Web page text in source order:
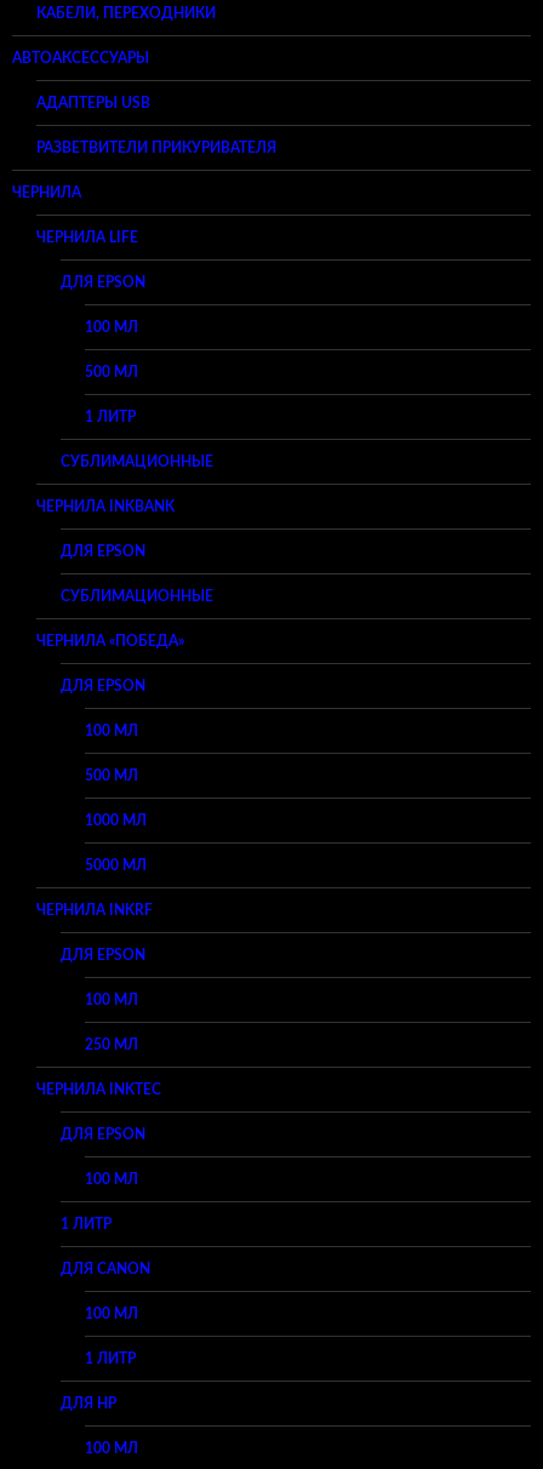
КАБЕЛИ, ПЕРЕХОДНИКИ
АВТОАКСЕССУАРЫ
АДАПТЕРЫ USB
РАЗВЕТВИТЕЛИ ПРИКУРИВАТЕЛЯ
ЧЕРНИЛА
ЧЕРНИЛА LIFE
ДЛЯ EPSON
100 МЛ
500 МЛ
1 ЛИТР
СУБЛИМАЦИОННЫЕ
ЧЕРНИЛА INKBANK
ДЛЯ EPSON
СУБЛИМАЦИОННЫЕ
ЧЕРНИЛА «ПОБЕДА»
ДЛЯ EPSON
100 МЛ
500 МЛ
1000 МЛ
5000 МЛ
ЧЕРНИЛА INKRF
ДЛЯ EPSON
100 МЛ
250 МЛ
ЧЕРНИЛА INKTEC
ДЛЯ EPSON
100 МЛ
1 ЛИТР
ДЛЯ CANON
100 МЛ
1 ЛИТР
ДЛЯ HP
100 МЛ